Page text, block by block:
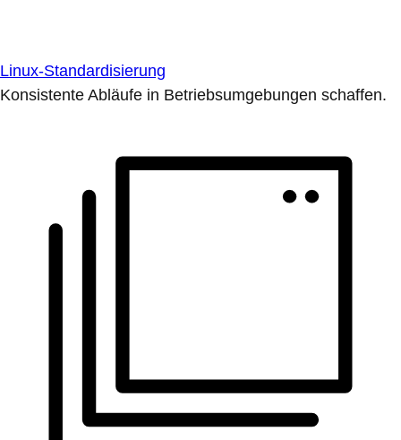
Linux-Standardisierung
Konsistente Abläufe in Betriebsumgebungen schaffen.